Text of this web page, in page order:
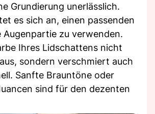
Grundierung unerlässlich.
es sich an, einen passenden
Augenpartie zu verwenden.
Ihres Lidschattens nicht
sondern verschmiert auch
Sanfte Brauntöne oder
sind für den dezenten